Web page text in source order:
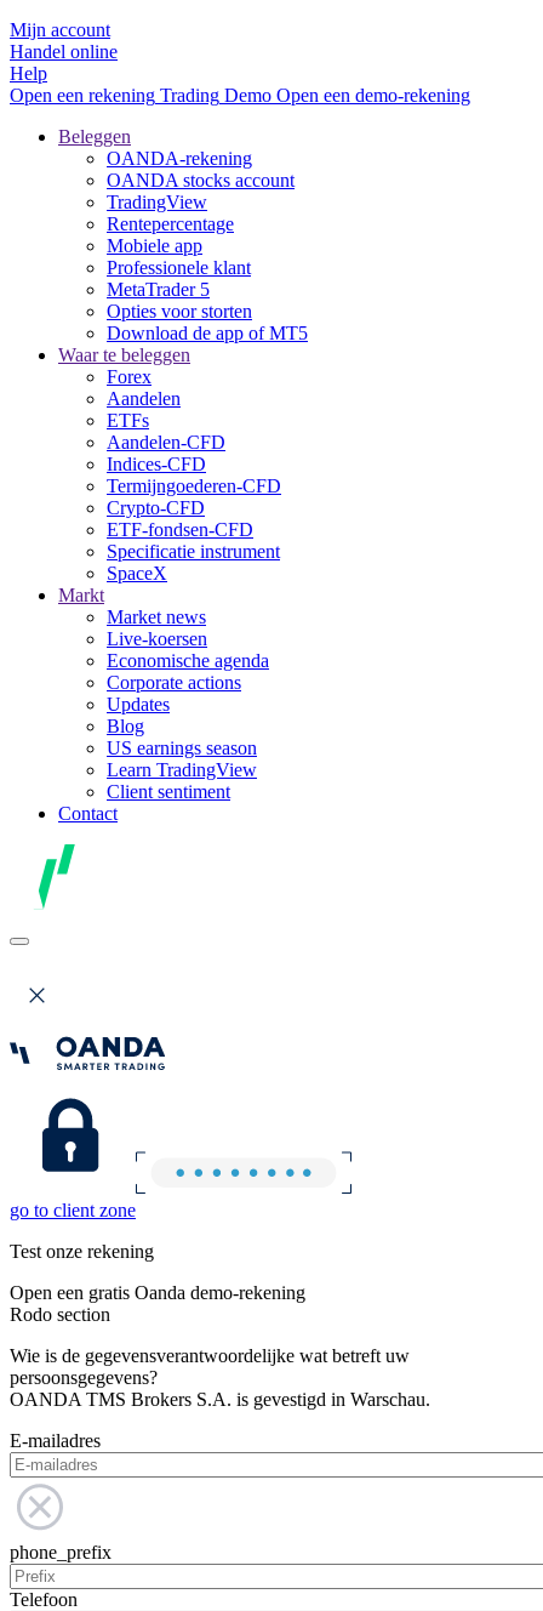
Mijn account
Handel online
Help
Open een rekening Trading Demo Open een demo-rekening
Beleggen
OANDA-rekening
OANDA stocks account
TradingView
Rentepercentage
Mobiele app
Professionele klant
MetaTrader 5
Opties voor storten
Download de app of MT5
Waar te beleggen
Forex
Aandelen
ETFs
Aandelen-CFD
Indices-CFD
Termijngoederen-CFD
Crypto-CFD
ETF-fondsen-CFD
Specificatie instrument
SpaceX
Markt
Market news
Live-koersen
Economische agenda
Corporate actions
Updates
Blog
US earnings season
Learn TradingView
Client sentiment
Contact
go to client zone
Test onze rekening
Open een gratis Oanda demo-rekening
Rodo section
Wie is de gegevensverantwoordelijke wat betreft uw
persoonsgegevens?
OANDA TMS Brokers S.A. is gevestigd in Warschau.
E-mailadres
phone_prefix
Telefoon